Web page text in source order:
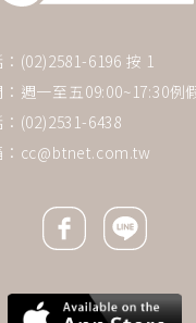
(02)2581-6196 按 1
週一至五09:00~17:30例
(02)2531-6438
cc@btnet.com.tw
Facebook icon
Line icon